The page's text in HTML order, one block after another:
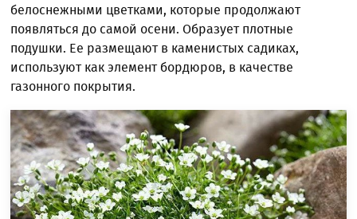
белоснежными цветками, которые продолжают
появляться до самой осени. Образует плотные
подушки. Ее размещают в каменистых садиках,
используют как элемент бордюров, в качестве
газонного покрытия.